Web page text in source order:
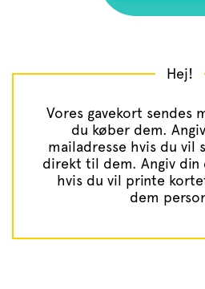
Hej!
Vores gavekort sendes
du køber dem.
mailadresse hvis du vil
direkt til dem. Angiv din
hvis du vil printe
dem